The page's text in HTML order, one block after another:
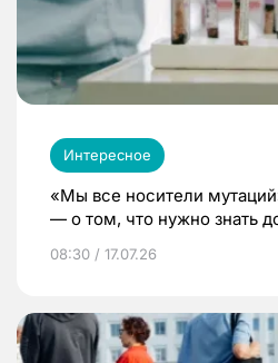
Интересное
«Мы все носители
— о том, что нужно знать
08:30 / 17.07.26